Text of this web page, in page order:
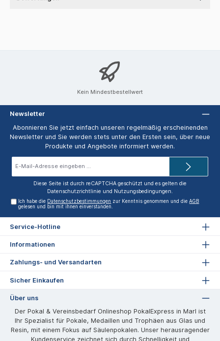
Kein Mindestbestellwert
Newsletter
Abonnieren Sie jetzt einfach unseren regelmäßig erscheinenden
Newsletter und Sie werden stets unter den Ersten sein, über neue
Produkte und Angebote informiert werden.
Diese Seite ist durch reCAPTCHA geschützt und es gelten die
Datenschutzrichtlinie und Nutzungsbedingungen.
Ich habe die Datenschutzbestimmungen zur Kenntnis genommen und dieAGB
gelesen und bin mit ihnen einverstanden.
Service-Hotline
Informationen
Zahlungs- und Versandarten
Sicher Einkaufen
Über uns
Der Pokal & Vereinsbedarf Onlineshop PokalExpress in Marl ist
Ihr Spezialist für Pokale, Medaillen und Trophäen aus Glas und
Resin, mit einem Fokus auf Säulenpokalen. Unser herausragender
Kundenservice zeichnet sich durch Schnelligkeit und